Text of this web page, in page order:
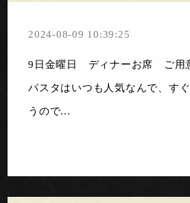
2024-08-09 10:39:25
9日金曜日 ディナーお席 ご用
パスタはいつも人気なんで、す
うので...